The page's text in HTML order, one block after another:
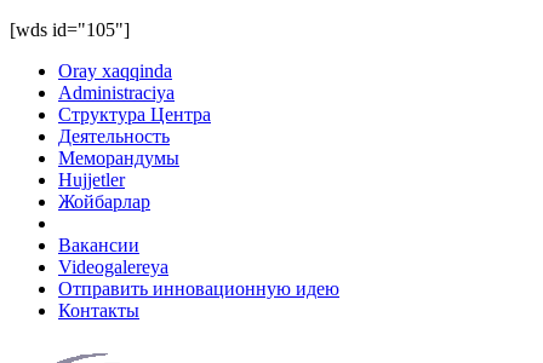
[wds id="105"]
Oray xaqqinda
Administraciya
Структура Центра
Деятельность
Меморандумы
Hujjetler
Жойбарлар
Вакансии
Videogalereya
Отправить инновационную идею
Контакты